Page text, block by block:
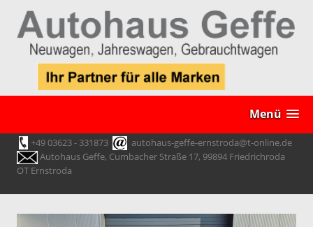
Menü
+49 03623 - 331873
autohaus-geffe-ernstroda@t-online.de
Autohaus Geffe, Cumbacher Straße 17, 99894 Friedrichroda
OT Ernstroda